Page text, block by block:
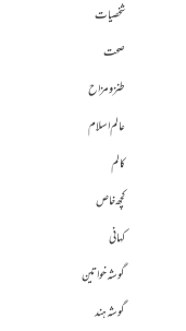
شخصیات
صحت
طنز و مزاح
عالم اسلام
کالم
کچھ خاص
کہانی
گوشہ خواتین
گوشہ ہند